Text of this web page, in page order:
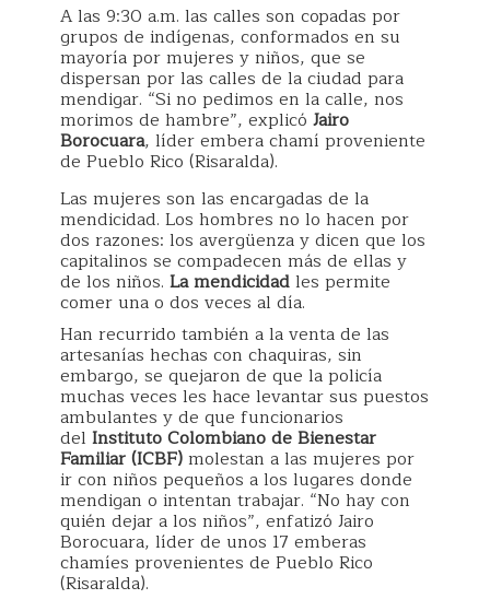
A las 9:30 a.m. las calles son copadas por
grupos de indígenas, conformados en su
mayoría por mujeres y niños, que se
dispersan por las calles de la ciudad para
mendigar. “Si no pedimos en la calle, nos
morimos de hambre”, explicó Jairo
Borocuara, líder embera chamí proveniente
de Pueblo Rico (Risaralda).
Las mujeres son las encargadas de la
mendicidad. Los hombres no lo hacen por
dos razones: los avergüenza y dicen que los
capitalinos se compadecen más de ellas y
de los niños. La mendicidadles permite
comer una o dos veces al día.
Han recurrido también a la venta de las
artesanías hechas con chaquiras, sin
embargo, se quejaron de que la policía
muchas veces les hace levantar sus puestos
ambulantes y de que funcionarios
del Instituto Colombiano de Bienestar
Familiar (ICBF)molestan a las mujeres por
ir con niños pequeños a los lugares donde
mendigan o intentan trabajar. “No hay con
quién dejar a los niños”, enfatizó Jairo
Borocuara, líder de unos 17 emberas
chamíes provenientes de Pueblo Rico
(Risaralda).